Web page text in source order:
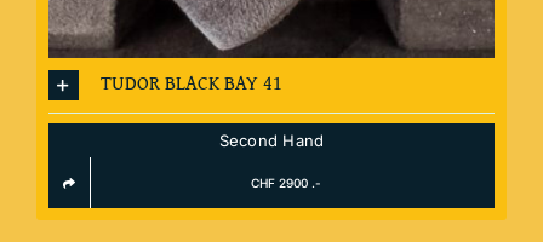
TUDOR BLACK BAY 41
Second Hand
CHF 2900 .-